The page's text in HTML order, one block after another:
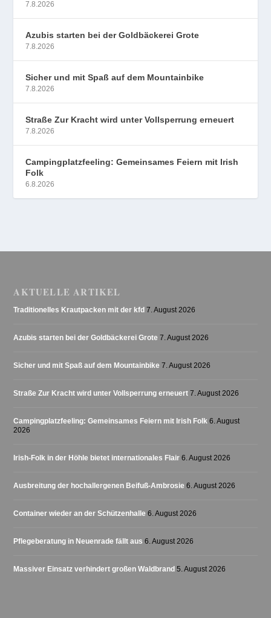
7.8.2026
Azubis starten bei der Goldbäckerei Grote
7.8.2026
Sicher und mit Spaß auf dem Mountainbike
7.8.2026
Straße Zur Kracht wird unter Vollsperrung erneuert
7.8.2026
Campingplatzfeeling: Gemeinsames Feiern mit Irish
Folk
6.8.2026
AKTUELLE ARTIKEL
Traditionelles Krautpacken mit der kfd 7. August 2026
Azubis starten bei der Goldbäckerei Grote 7. August 2026
Sicher und mit Spaß auf dem Mountainbike 7. August 2026
Straße Zur Kracht wird unter Vollsperrung erneuert 7. August 2026
Campingplatzfeeling: Gemeinsames Feiern mit Irish Folk 6. August
2026
Irish-Folk in der Höhle bietet internationales Flair 6. August 2026
Ausbreitung der hochallergenen Beifuß-Ambrosie 6. August 2026
Container wieder an der Schützenhalle 6. August 2026
Pflegeberatung in Neuenrade fällt aus 6. August 2026
Massiver Einsatz verhindert großen Waldbrand 5. August 2026